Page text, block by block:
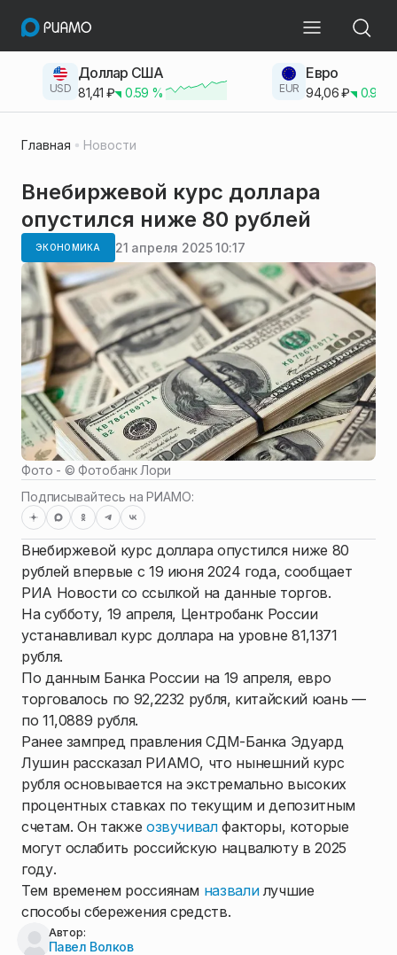
USD
Доллар США
81,41 ₽ 0.59 % EUR
Евро
94,06₽ 0.93
Главная Новости
Внебиржевой курс доллара
опустился ниже 80 рублей
ЭКОНОМИКА 21 апреля 2025 10:17
Фото - ©Фотобанк Лори
Подписывайтесь на РИАМО:
Внебиржевой курс доллара опустился ниже 80
рублей впервые с 19 июня 2024 года, сообщает
РИА Новости со ссылкой на данные торгов.
На субботу, 19 апреля, Центробанк России
устанавливал курс доллара на уровне 81,1371
рубля.
По данным Банка России на 19 апреля, евро
торговалось по 92,2232 рубля, китайский юань —
по 11,0889 рубля.
Ранее зампред правления СДМ-Банка Эдуард
Лушин рассказал РИАМО, что нынешний курс
рубля основывается на экстремально высоких
процентных ставках по текущим и депозитным
счетам. Он также озвучивалфакторы, которые
могут ослабить российскую нацвалюту в 2025
году.
Тем временем россиянам назвалилучшие
способы сбережения средств.
Автор:
Павел Волков